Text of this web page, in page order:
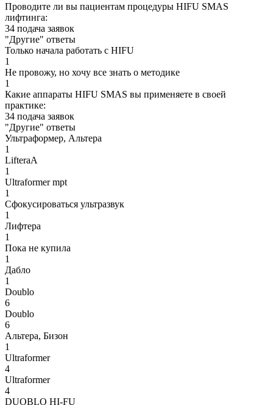
Проводите ли вы пациентам процедуры HIFU SMAS
лифтинга:
34 подача заявок
"Другие" ответы
Только начала работать с HIFU
1
Не провожу, но хочу все знать о методике
1
Какие аппараты HIFU SMAS вы применяете в своей
практике:
34 подача заявок
"Другие" ответы
Ультраформер, Альтера
1
LifteraA
1
Ultraformer mpt
1
Сфокусироваться ультразвук
1
Лифтера
1
Пока не купила
1
Дабло
1
Doublo
6
Doublo
6
Альтера, Бизон
1
Ultraformer
4
Ultraformer
4
DUOBLO HI-FU